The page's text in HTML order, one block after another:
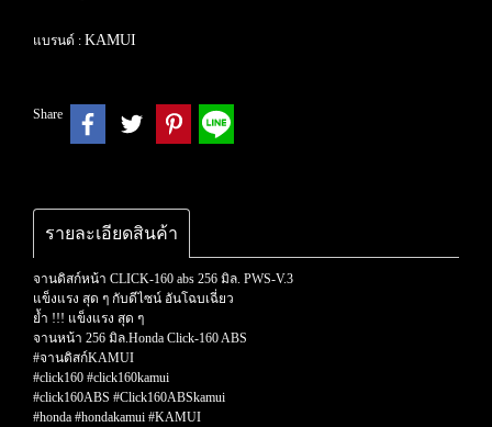
แบรนด์ : KAMUI
Share
รายละเอียดสินค้า
จานดิสก์หน้า CLICK-160 abs 256 มิล. PWS-V.3
แข็งแรง สุด ๆ กับดีไซน์ อันโฉบเฉี่ยว
ย้ำ !!! แข็งแรง สุด ๆ
จานหน้า 256 มิล.Honda Click-160 ABS
#จานดิสก์KAMUI
#click160 #click160kamui
#click160ABS #Click160ABSkamui
#honda #hondakamui #KAMUI